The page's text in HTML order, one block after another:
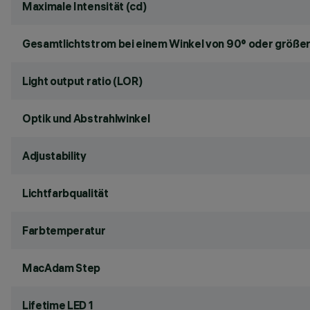
Maximale Intensität (cd)
Gesamtlichtstrom bei einem Winkel von 90° oder
Light output ratio (LOR)
Optik und Abstrahlwinkel
Adjustability
Lichtfarbqualität
Farbtemperatur
MacAdam Step
Lifetime LED 1